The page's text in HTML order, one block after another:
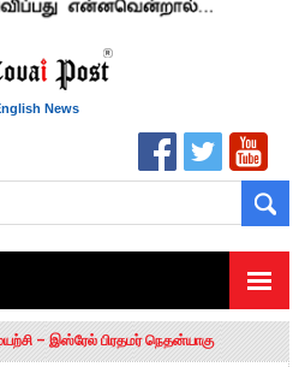
News
6 ஆக உயர்வு
– இஸ்ரேல் பிரதமர் நெதன்யாகு
– செங்கோட்டையன்